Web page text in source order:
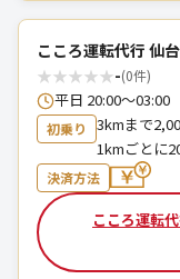
こころ運転代行 仙
★★★★★-(0件)
平日 20:00～03:00
初乗り
3kmまで
1kmごとに
決済方法
こころ運転